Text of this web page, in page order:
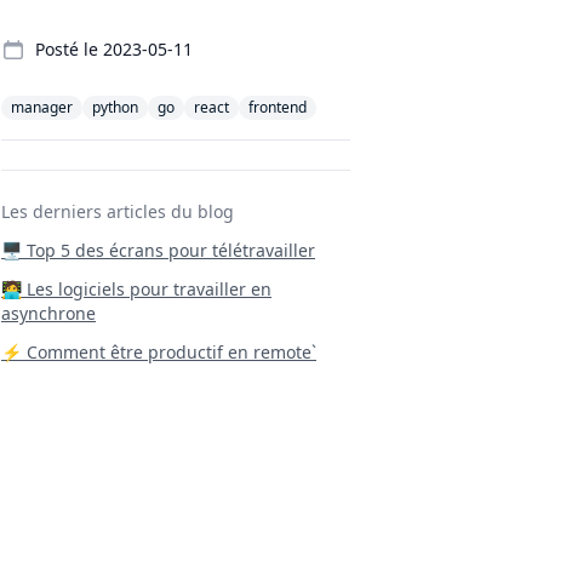
Posté le 2023-05-11
manager python go react frontend
Les derniers articles du blog
🖥️ Top 5 des écrans pour télétravailler
‍🧑‍💻 Les logiciels pour travailler en
asynchrone
⚡ Comment être productif en remote`